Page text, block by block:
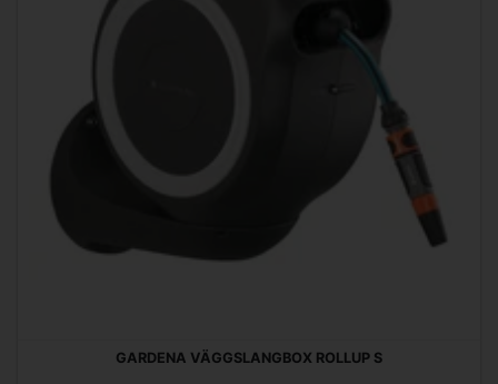
GARDENA VÄGGSLANGBOX ROLLUP S